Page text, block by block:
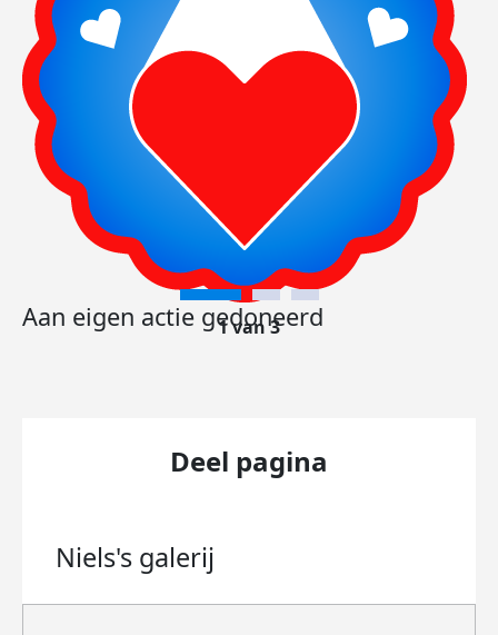
Aan eigen actie gedoneerd
1 van 3
Deel pagina
Niels's galerij